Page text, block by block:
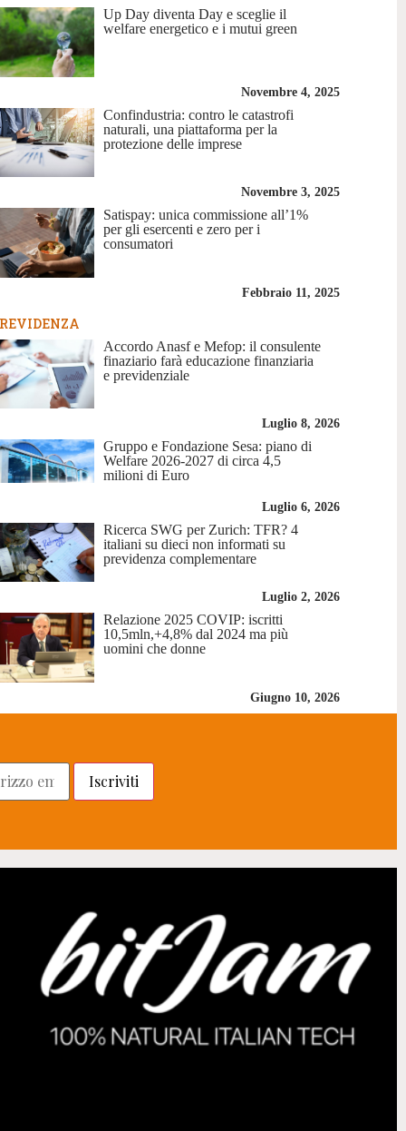
Up Day diventa Day e sceglie il
welfare energetico e i mutui green
Novembre 4, 2025
Confindustria: contro le catastrofi
naturali, una piattaforma per la
protezione delle imprese
Novembre 3, 2025
Satispay: unica commissione all’1%
per gli esercenti e zero per i
consumatori
Febbraio 11, 2025
Accordo Anasf e Mefop: il consulente
finaziario farà educazione finanziaria
e previdenziale
Luglio 8, 2026
Gruppo e Fondazione Sesa: piano di
Welfare 2026-2027 di circa 4,5
milioni di Euro
Luglio 6, 2026
Ricerca SWG per Zurich: TFR? 4
italiani su dieci non informati su
previdenza complementare
Luglio 2, 2026
Relazione 2025 COVIP: iscritti
10,5mln,+4,8% dal 2024 ma più
uomini che donne
Giugno 10, 2026